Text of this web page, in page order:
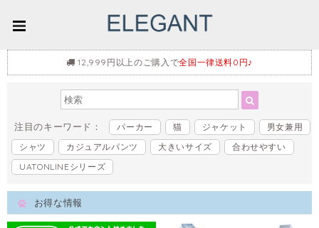
12,999円以上のご購入で全国一律送料0円♪
注目のキーワード： パーカー 猫 ジャケット
男女兼用
シャツ
カジュアルパンツ 大きいサイズ
合わせやすい
UATONLINEシリーズ
お得な情報